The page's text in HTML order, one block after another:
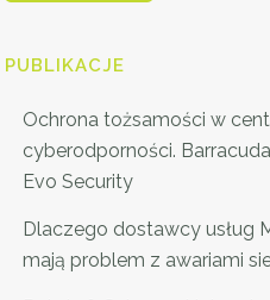
PUBLIKACJE
Ochrona tożsamości w
cyberodporności.
Evo Security
Dlaczego dostawcy usług
mają problem z awariami